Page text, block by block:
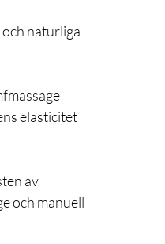
naturliga
elasticitet
av
och manuell